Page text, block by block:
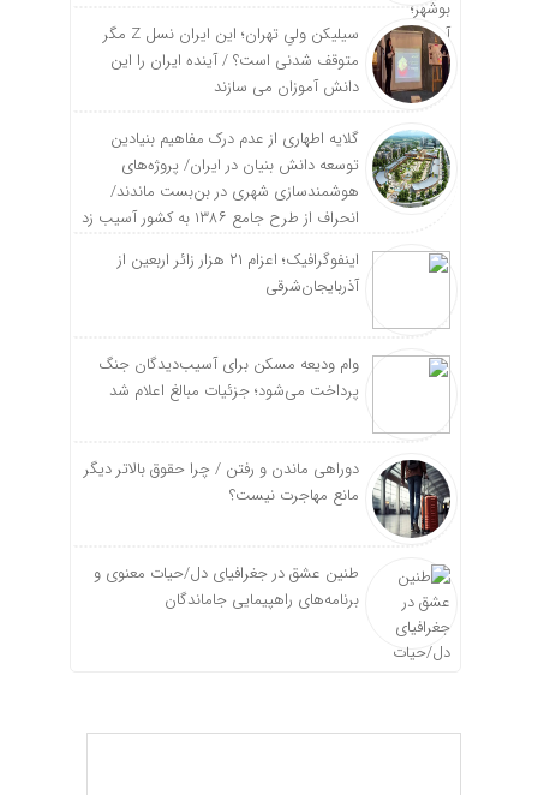
سیلیکن ولیِ تهران؛ این ایران نسل Z مگر
متوقف شدنی است؟ / آینده ایران را این
دانش آموزان می سازند
گلایه اطهاری از عدم درک مفاهیم بنیادین
توسعه دانش بنیان در ایران/ پروژه‌های
هوشمندسازی شهری در بن‌بست ماندند/
انحراف از طرح جامع ۱۳۸۶ به کشور آسیب زد
اینفوگرافیک؛ اعزام ۲۱ هزار زائر اربعین از
آذربایجان‌شرقی
وام ودیعه مسکن برای آسیب‌دیدگان جنگ
پرداخت می‌شود؛ جزئیات مبالغ اعلام شد
دوراهی ماندن و رفتن / چرا حقوق بالاتر دیگر
مانع مهاجرت نیست؟
طنین عشق در جغرافیای دل/حیات معنوی و
برنامه‌های راهپیمایی جاماندگان